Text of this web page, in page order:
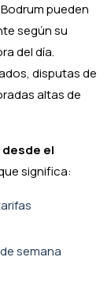
pueden
según su
del día.
disputas de
altas de
el
significa:
semana